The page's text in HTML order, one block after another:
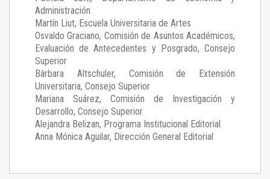
Administración
Martín Liut, Escuela Universitaria de Artes
Osvaldo Graciano, Comisión de Asuntos Académicos,
Evaluación de Antecedentes y Posgrado, Consejo
Superior
Bárbara Altschuler, Comisión de Extensión
Universitaria, Consejo Superior
Mariana Suárez, Comisión de Investigación y
Desarrollo, Consejo Superior
Alejandra Belizan, Programa Institucional Editorial
Anna Mónica Aguilar, Dirección General Editorial